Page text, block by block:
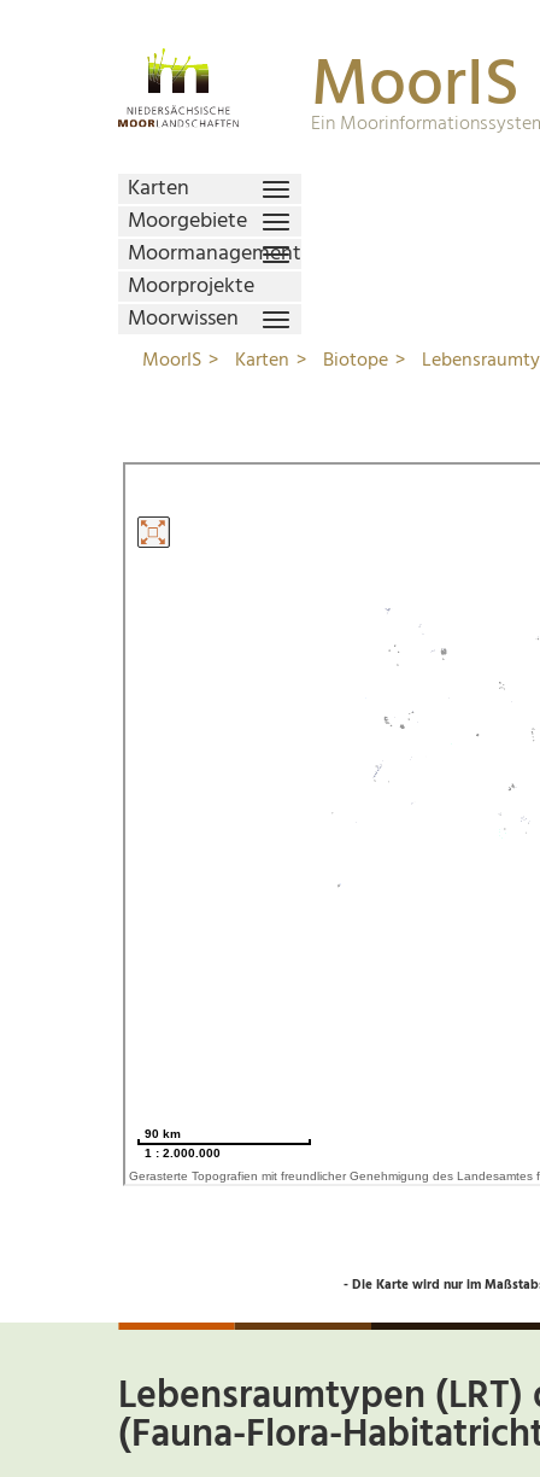
MoorIS
Ein
Karten
Moorgebiete
Moormanagement
Moorprojekte
Moorwissen
MoorIS Karten Biotope
- Die Karte wird nur im
Lebensraumtypen
(Fauna-Flora-